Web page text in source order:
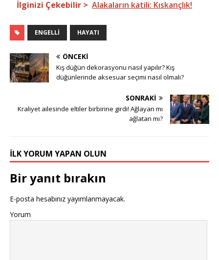
İlginizi Çekebilir > Alakaların katili: Kıskançlık!
ENGELLI HAYATI
ÖNCEKI
Kış düğün dekorasyonu nasıl yapılır? Kış
düğünlerinde aksesuar seçimi nasıl olmalı?
SONRAKI
Kraliyet ailesinde eltiler birbirine girdi! Ağlayan mı
ağlatan mı?
İLK YORUM YAPAN OLUN
Bir yanıt bırakın
E-posta hesabınız yayımlanmayacak.
Yorum